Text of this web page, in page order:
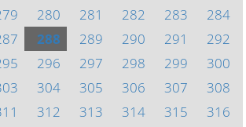
280 281 282 283
284
288 289 290 291
292
296 297 298 299
300
304 305 306 307
308
312 313 314 315
316